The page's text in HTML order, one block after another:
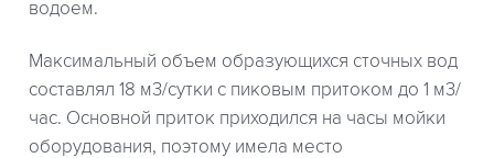
водоем.
Максимальный объем образующихся сточных вод
составлял 18 м3/сутки с пиковым притоком до 1 м3/
час. Основной приток приходился на часы мойки
оборудования, поэтому имела место